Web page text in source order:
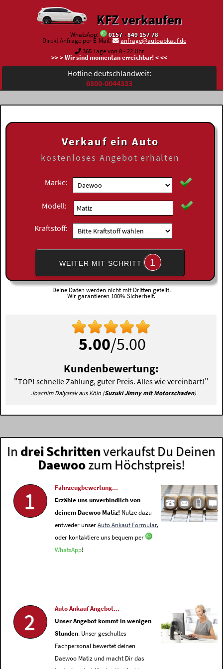
KFZ verkaufen
WhatsApp:
0157 - 849 157 78
Direkt Anfrage per E-Mail:
anfrage@autoabkauf.de
365 Tage von 8 - 22 Uhr
>> > Wir sind momentan erreichbar! < <<
Hotline deutschlandweit:
0800-0044333
Verkauf ein Auto
kostenloses Angebot erhalten
Marke:
Modell:
Kraftstoff:
WEITER MIT SCHRITT 1
Deine Daten werden nicht mit Dritten geteilt.
Wir garantieren 100% Sicherheit.
5.00/5.00
Kundenbewertung:
"TOP! schnelle Zahlung, guter Preis. Alles wie vereinbart!"
Joachim Dalyarak aus Köln (Suzuki Jimny mit Motorschaden)
In drei Schrittenverkaufst Du Deinen
Daewoozum Höchstpreis!
1
Fahrzeugbewertung...
Erzähle uns unverbindlich von
deinem Daewoo Matiz! Nutze dazu
entweder unserAuto Ankauf Formular,
oder kontaktiere uns bequem per
WhatsApp!
2
Auto Ankauf Angebot...
Unser Angebot kommt in wenigen
Stunden. Unser geschultes
Fachpersonal bewertet deinen
Daewoo Matiz und macht Dir das